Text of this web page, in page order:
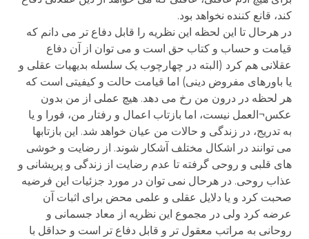
کند، قانع کننده نخواهد بود.
در هرحال تا این لحظه این نظریه را قابل دفاع تر می دانم که
قیامت و حساب و کتاب حق است و می توان از آن دفاع
عقلانی هم کرد (البته در چهارچوب یک سلسله بدیهیات عقلی و
یا باورهای مفروض دینی) اما قیامت حالت و کیفیتی است که
هر لحظه در درون من رخ می دهد. هیچ عملی از من بدون
عکس¬العمل نیست، اما بازتاب اعمال و رفتار من، فورا و یا
به تدریج، در زندگی و حالات من عیان خواهد شد. این بازتابها
می توانند در اشکال مختلف آشکار شوند. از رضایت و خوشی
های قلبی و روحی گرفته تا عدم رضایت از زندگی و پریشانی و
عذاب روحی. در هرحال نمی توان در مورد جزئیات این فرضیه
صحبت کرد و یا دلایل عقلی و علمی محض برای اثبات آن
عرضه کرد ولی در مجموع این نظریه از معاد جسمانی و
روحانی به مراتب معقول تر و قابل دفاع تر است و حداقل با